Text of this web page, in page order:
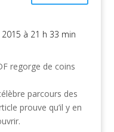
à 21 h 33 min
regorge de coins
parcours des
prouve qu’il y en